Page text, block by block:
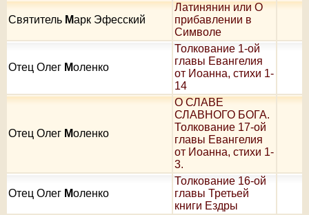
Святитель Марк Эфесский
Латинянин или О
прибавлении в
Символе
Отец Олег Моленко
Толкование 1-ой
главы Евангелия
от Иоанна, стихи 1-
14
Отец Олег Моленко
О СЛАВЕ
СЛАВНОГО БОГА.
Толкование 17-ой
главы Евангелия
от Иоанна, стихи 1-
3.
Отец Олег Моленко
Толкование 16-ой
главы Третьей
книги Ездры